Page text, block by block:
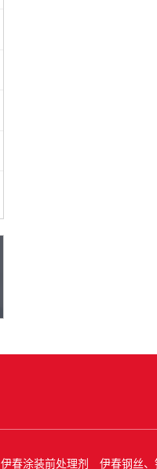
伊春涂装前处理剂 伊春钢丝、